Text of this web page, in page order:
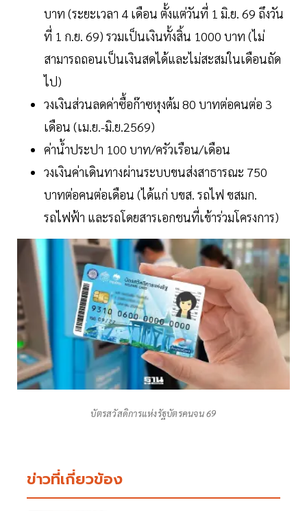
บาท (ระยะเวลา 4 เดือน ตั้งแต่วันที่ 1 มิ.ย. 69 ถึงวัน
ที่ 1 ก.ย. 69) รวมเป็นเงินทั้งสิ้น 1000 บาท (ไม่
สามารถถอนเป็นเงินสดได้และไม่สะสมในเดือนถัด
ไป)
วงเงินส่วนลดค่าซื้อก๊าซหุงต้ม 80 บาทต่อคนต่อ 3
เดือน (เม.ย.-มิ.ย.2569)
ค่าน้ำประปา 100 บาท/ครัวเรือน/เดือน
วงเงินค่าเดินทางผ่านระบบขนส่งสาธารณะ 750
บาทต่อคนต่อเดือน (ได้แก่ บขส. รถไฟ ขสมก.
รถไฟฟ้า และรถโดยสารเอกชนที่เข้าร่วมโครงการ)
บัตรสวัสดิการแห่งรัฐบัตรคนจน 69
ข่าวที่เกี่ยวข้อง